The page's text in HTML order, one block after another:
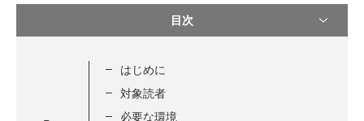
目次
はじめに
対象読者
必要な環境